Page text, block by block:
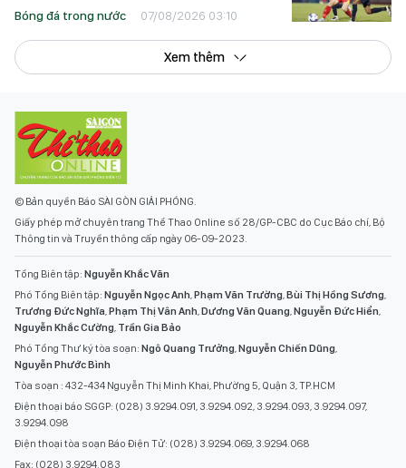
Bóng đá trong nước 07/08/2026 03:10
Xem thêm
© Bản quyền Báo SÀI GÒN GIẢI PHÓNG.
Giấy phép mở chuyên trang Thể Thao Online số 28/GP-CBC do Cục Báo chí, Bộ
Thông tin và Truyền thông cấp ngày 06-09-2023.
Tổng Biên tập: Nguyễn Khắc Văn
Phó Tổng Biên tập: Nguyễn Ngọc Anh Phạm Văn Trường Bùi Thị Hồng Sương
Trương Đức Nghĩa Phạm Thị Vân Anh Dương Văn Quang Nguyễn Đức Hiển
Nguyễn Khắc Cường Trần Gia Bảo
Phó Tổng Thư ký tòa soạn: Ngô Quang Trưởng Nguyễn Chiến Dũng
Nguyễn Phước Bình
Tòa soạn : 432-434 Nguyễn Thị Minh Khai, Phường 5, Quận 3, TP.HCM
Điện thoại báo SGGP: (028) 3.9294.091, 3.9294.092, 3.9294.093, 3.9294.097,
3.9294.098
Điện thoại tòa soạn Báo Điện Tử: (028) 3.9294.069, 3.9294.068
Fax: (028) 3.9294.083